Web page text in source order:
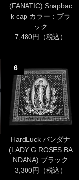
(FANATIC) Snapbac
k cap カラー：ブラ
ック
7,480円（税込）
6
HardLuck バンダナ
(LADY G ROSES BA
NDANA) ブラック
3,300円（税込）